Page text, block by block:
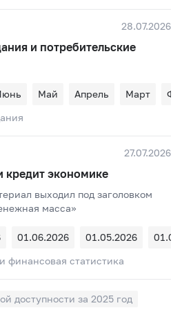
28.07.2026
и потребительские
Май Апрель Март
27.07.2026
кредит экономике
выходил под заголовком
масса»
01.06.2026 01.05.2026
финансовая статистика
доступности за 2025 год